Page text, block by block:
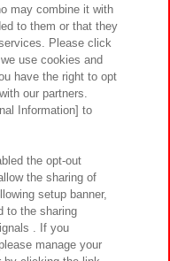
サイトポリシー
ビリティ方針と検証結果
あるご質問・お問い合わせ
may combine it with
to them or that they
Please click
use cookies and
have the right to opt
our partners.
Information] to
the opt-out
the sharing of
setup banner,
to the sharing
. If you
manage your